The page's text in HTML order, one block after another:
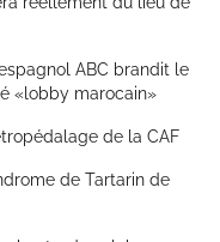
ABC brandit le
«lobby marocain»
de la CAF
de Tartarin de